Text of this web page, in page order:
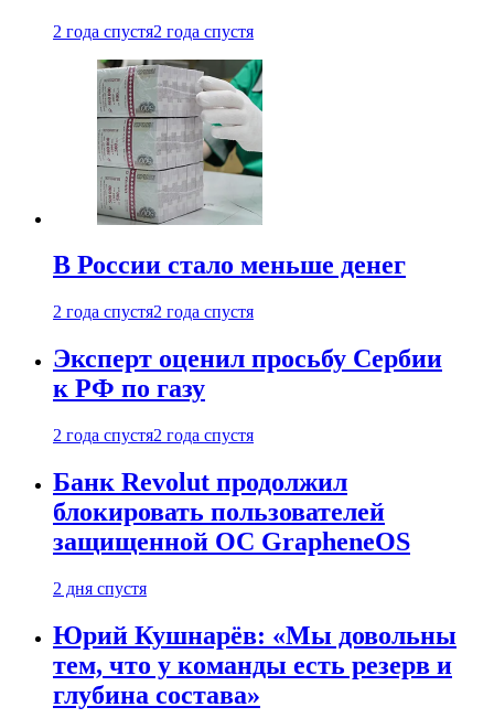
2 года спустя2 года спустя
В России стало меньше денег
2 года спустя2 года спустя
Эксперт оценил просьбу Сербии
к РФ по газу
2 года спустя2 года спустя
Банк Revolut продолжил
блокировать пользователей
защищенной ОС GrapheneOS
2 дня спустя
Юрий Кушнарёв: «Мы довольны
тем, что у команды есть резерв и
глубина состава»